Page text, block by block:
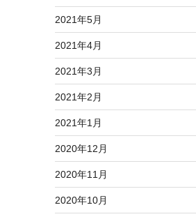
2021年5月
2021年4月
2021年3月
2021年2月
2021年1月
2020年12月
2020年11月
2020年10月